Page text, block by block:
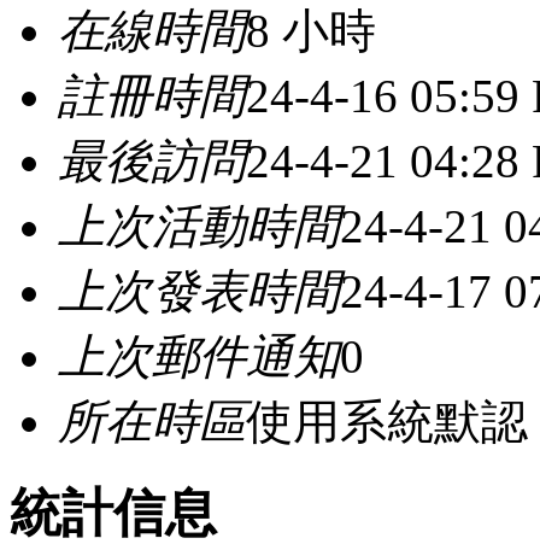
在線時間8 小時
註冊時間24-4-16 05:59
最後訪問24-4-21 04:28
上次活動時間24-4-21
上次發表時間24-4-17
上次郵件通知0
所在時區使用系統默認
統計信息